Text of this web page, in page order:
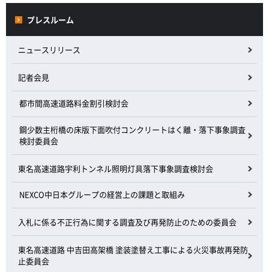
プレスルーム
ニュースリリース
記者会見
都市間高速道路料金割引検討会
鋼少数主桁橋の床版下面吹付コンクリートはく離・落下事象調査
検討委員会
東名高速道路宇利トンネル照明灯具落下事象調査検討会
NEXCO中日本グループの経営上の課題と取組み
入札に係る不正行為に関する調査及び再発防止のための委員会
東名高速道路 中吉田高架橋 塗装塗替え工事による火災事故再発防
止委員会